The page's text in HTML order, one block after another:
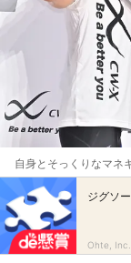
自身とそっくりなマネ
ジグソ
Ohte, Inc.